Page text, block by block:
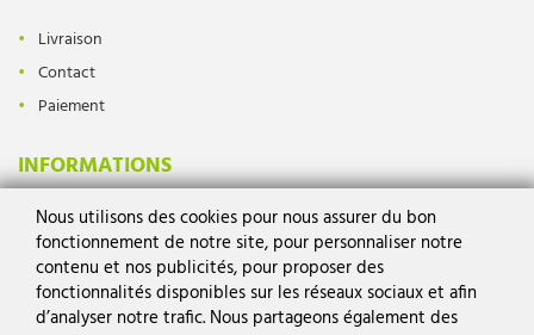
Nous utilisons des cookies pour nous assurer du bon
fonctionnement de notre site, pour personnaliser notre
contenu et nos publicités, pour proposer des
fonctionnalités disponibles sur les réseaux sociaux et afin
d’analyser notre trafic. Nous partageons également des
Livraison
Contact
Paiement
INFORMATIONS
Protection des données
Mentions légales
Conditions générales
Droit de rétractation